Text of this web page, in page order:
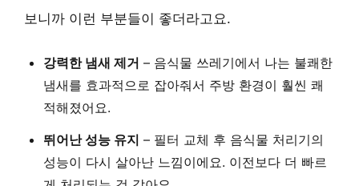
보니까 이런 부분들이 좋더라고요.
강력한 냄새 제거 – 음식물 쓰레기에서 나는 불쾌한
냄새를 효과적으로 잡아줘서 주방 환경이 훨씬 쾌
적해졌어요.
뛰어난 성능 유지 – 필터 교체 후 음식물 처리기의
성능이 다시 살아난 느낌이에요. 이전보다 더 빠르